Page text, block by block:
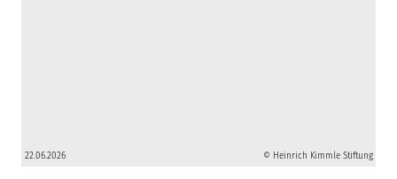
22.06.2026 © Heinrich Kimmle Stiftung